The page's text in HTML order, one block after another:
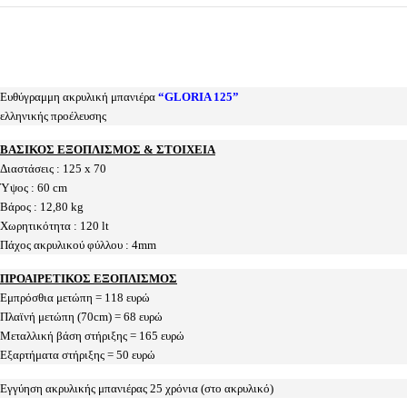
Ευθύγραμμη ακρυλική μπανιέρα “GLORIA 125”
ελληνικής προέλευσης
ΒΑΣΙΚΟΣ ΕΞΟΠΛΙΣΜΟΣ & ΣΤΟΙΧΕΙΑ
Διαστάσεις : 125 x 70
Ύψος : 60 cm
Βάρος : 12,80 kg
Χωρητικότητα : 120 lt
Πάχος ακρυλικού φύλλου : 4mm
ΠΡΟΑΙΡΕΤΙΚΟΣ ΕΞΟΠΛΙΣΜΟΣ
Εμπρόσθια μετώπη = 118 ευρώ
Πλαϊνή μετώπη (70cm) = 68 ευρώ
Μεταλλική βάση στήριξης = 165 ευρώ
Εξαρτήματα στήριξης = 50 ευρώ
Εγγύηση ακρυλικής μπανιέρας 25 χρόνια (στο ακρυλικό)